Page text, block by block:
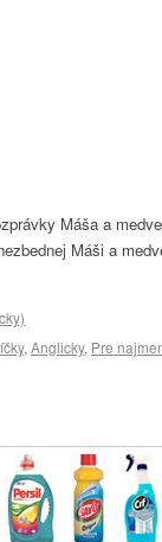
Máša a
Máši a
, Anglicky, Pre